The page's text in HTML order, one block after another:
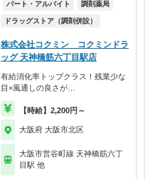
パート・アルバイト 調剤薬局
ドラッグストア（調剤併設）
株式会社コクミン コクミンドラ
ッグ 天神橋筋六丁目駅店
有給消化率トップクラス！残業少な
目×風通しの良さが…
【時給】2,200円～
大阪府 大阪市北区
大阪市営谷町線 天神橋筋六丁
目駅 他